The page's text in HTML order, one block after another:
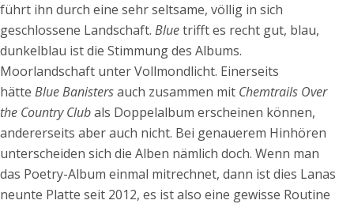
führt ihn durch eine sehr seltsame, völlig in sich
geschlossene Landschaft. Bluetrifft es recht gut, blau,
dunkelblau ist die Stimmung des Albums.
Moorlandschaft unter Vollmondlicht. Einerseits
hätte Blue Banistersauch zusammen mit Chemtrails Over
the Country Clubals Doppelalbum erscheinen können,
andererseits aber auch nicht. Bei genauerem Hinhören
unterscheiden sich die Alben nämlich doch. Wenn man
das Poetry-Album einmal mitrechnet, dann ist dies Lanas
neunte Platte seit 2012, es ist also eine gewisse Routine